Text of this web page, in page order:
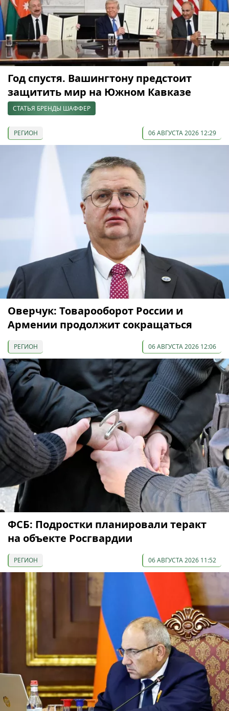
Год спустя. Вашингтону предстоит
защитить мир на Южном Кавказе
СТАТЬЯ БРЕНДЫ ШАФФЕР
РЕГИОН 06 АВГУСТА 2026 12:29
Оверчук: Товарооборот России и
Армении продолжит сокращаться
РЕГИОН 06 АВГУСТА 2026 12:06
ФСБ: Подростки планировали теракт
на объекте Росгвардии
РЕГИОН 06 АВГУСТА 2026 11:52